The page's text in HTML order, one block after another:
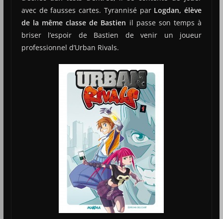
avec de fausses cartes. Tyrannisé par Logdan, élève
de la même classe de Bastien il passe son temps à
briser l’espoir de Bastien de venir un joueur
professionnel d’Urban Rivals.